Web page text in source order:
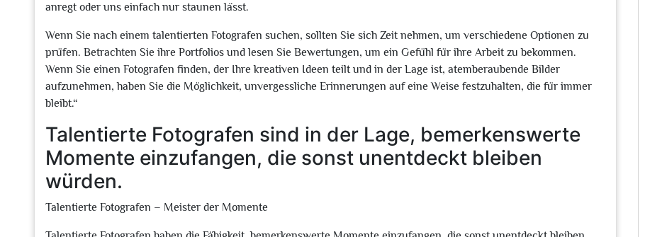
anregt oder uns einfach nur staunen lässt.
Wenn Sie nach einem talentierten Fotografen suchen, sollten Sie sich Zeit nehmen, um verschiedene Optionen zu
prüfen. Betrachten Sie ihre Portfolios und lesen Sie Bewertungen, um ein Gefühl für ihre Arbeit zu bekommen.
Wenn Sie einen Fotografen finden, der Ihre kreativen Ideen teilt und in der Lage ist, atemberaubende Bilder
aufzunehmen, haben Sie die Möglichkeit, unvergessliche Erinnerungen auf eine Weise festzuhalten, die für immer
bleibt.“
Talentierte Fotografen sind in der Lage, bemerkenswerte
Momente einzufangen, die sonst unentdeckt bleiben
würden.
Talentierte Fotografen – Meister der Momente